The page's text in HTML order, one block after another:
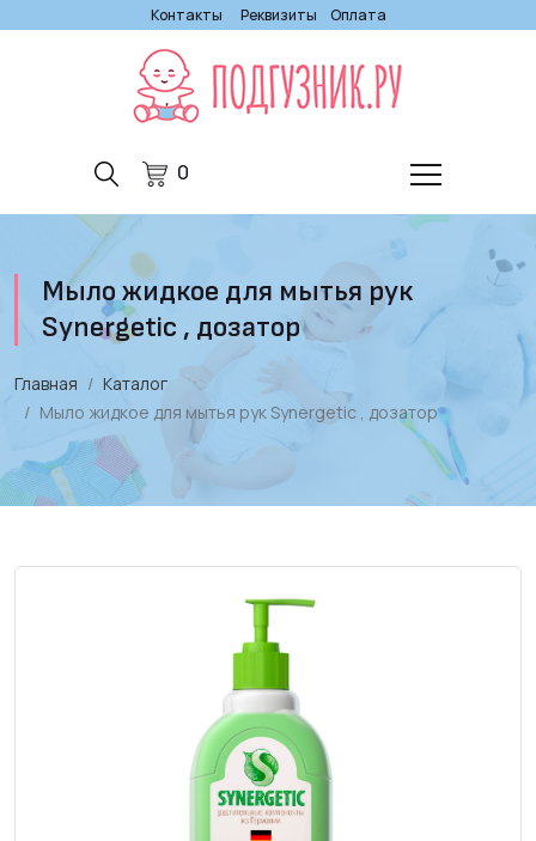
Контакты Реквизиты Оплата
0
Мыло жидкое для мытья рук
Synergetic , дозатор
Главная
Каталог
Мыло жидкое для мытья рук Synergetic , дозатор